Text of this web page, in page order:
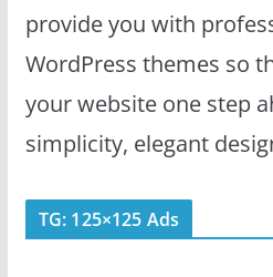
provide you with
WordPress themes so
your website one step
simplicity, elegant
TG: 125×125 Ads